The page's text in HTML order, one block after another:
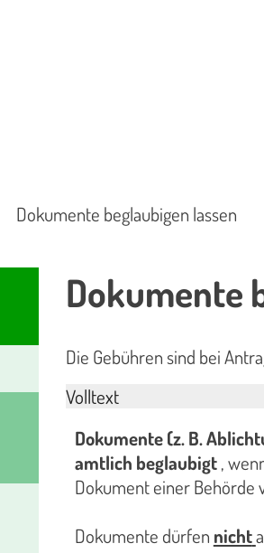
Dokumente beglaubigen lassen
Dokumente
Die Gebühren sind bei
Volltext
Dokumente (z. B.
amtlich beglaubigt,
Dokument einer Behörde
Dokumente dürfen nicht